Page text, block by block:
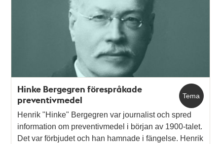
Tema
Hinke Bergegren förespråkade
preventivmedel
Henrik "Hinke" Bergegren var journalist och spred
information om preventivmedel i början av 1900-talet.
Det var förbjudet och han hamnade i fängelse. Henrik